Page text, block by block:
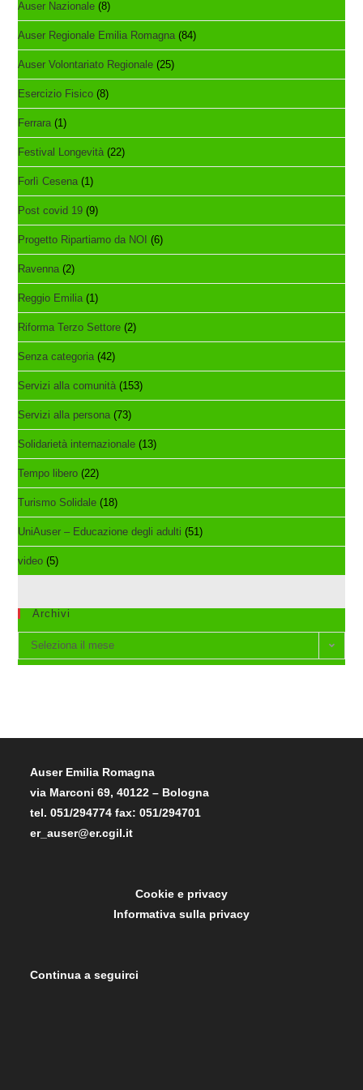
Auser Nazionale (8)
Auser Regionale Emilia Romagna (84)
Auser Volontariato Regionale (25)
Esercizio Fisico (8)
Ferrara (1)
Festival Longevità (22)
Forlì Cesena (1)
Post covid 19 (9)
Progetto Ripartiamo da NOI (6)
Ravenna (2)
Reggio Emilia (1)
Riforma Terzo Settore (2)
Senza categoria (42)
Servizi alla comunità (153)
Servizi alla persona (73)
Solidarietà internazionale (13)
Tempo libero (22)
Turismo Solidale (18)
UniAuser – Educazione degli adulti (51)
video (5)
Archivi
Archivi
Seleziona il mese
Auser Emilia Romagna
via Marconi 69, 40122 – Bologna
tel. 051/294774 fax: 051/294701
er_auser@er.cgil.it
Cookie e privacy
Informativa sulla privacy
Continua a seguirci